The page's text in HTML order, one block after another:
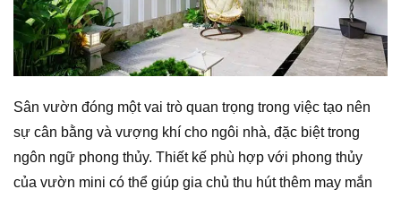
Sân vườn đóng một vai trò quan trọng trong việc tạo nên
sự cân bằng và vượng khí cho ngôi nhà, đặc biệt trong
ngôn ngữ phong thủy. Thiết kế phù hợp với phong thủy
của vườn mini có thể giúp gia chủ thu hút thêm may mắn